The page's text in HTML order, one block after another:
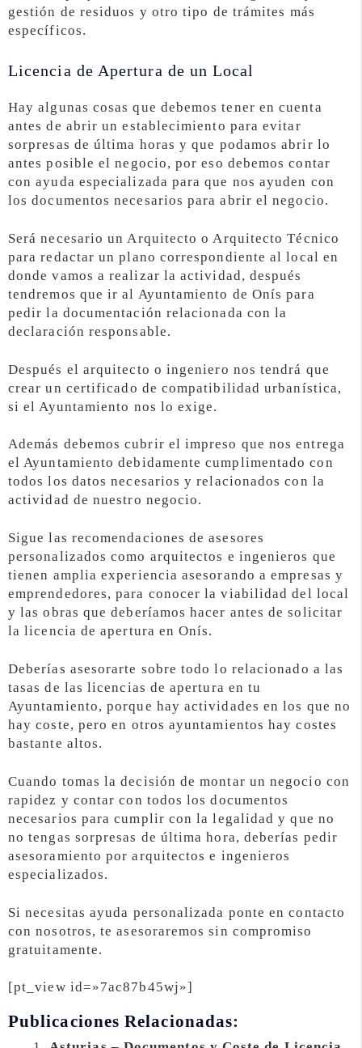
gestión de residuos y otro tipo de trámites más
específicos.
Licencia de Apertura de un Local
Hay algunas cosas que debemos tener en cuenta
antes de abrir un establecimiento para evitar
sorpresas de última horas y que podamos abrir lo
antes posible el negocio, por eso debemos contar
con ayuda especializada para que nos ayuden con
los documentos necesarios para abrir el negocio.
Será necesario un Arquitecto o Arquitecto Técnico
para redactar un plano correspondiente al local en
donde vamos a realizar la actividad, después
tendremos que ir al Ayuntamiento de Onís para
pedir la documentación relacionada con la
declaración responsable.
Después el arquitecto o ingeniero nos tendrá que
crear un certificado de compatibilidad urbanística,
si el Ayuntamiento nos lo exige.
Además debemos cubrir el impreso que nos entrega
el Ayuntamiento debidamente cumplimentado con
todos los datos necesarios y relacionados con la
actividad de nuestro negocio.
Sigue las recomendaciones de asesores
personalizados como arquitectos e ingenieros que
tienen amplia experiencia asesorando a empresas y
emprendedores, para conocer la viabilidad del local
y las obras que deberíamos hacer antes de solicitar
la licencia de apertura en Onís.
Deberías asesorarte sobre todo lo relacionado a las
tasas de las licencias de apertura en tu
Ayuntamiento, porque hay actividades en los que no
hay coste, pero en otros ayuntamientos hay costes
bastante altos.
Cuando tomas la decisión de montar un negocio con
rapidez y contar con todos los documentos
necesarios para cumplir con la legalidad y que no
no tengas sorpresas de última hora, deberías pedir
asesoramiento por arquitectos e ingenieros
especializados.
Si necesitas ayuda personalizada ponte en contacto
con nosotros, te asesoraremos sin compromiso
gratuitamente.
[pt_view id=»7ac87b45wj»]
Publicaciones Relacionadas: